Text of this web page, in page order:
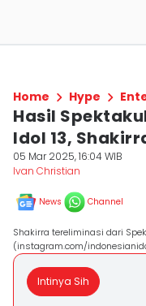
Home Hype
Hasil
Idol 13,
05 Mar 2025, 16:04 WIB
Ivan Christian
News Channel
Shakirra tereliminasi dari
(instagram.com/
Intinya Sih